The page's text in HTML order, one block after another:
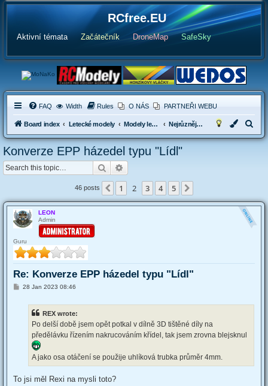
RCfree.EU
Aktivní témata Začátečník DroneMap SafeSky
FAQ Width Rules O NÁS PARTNEŘI WEBU
Board index Letecké modely Modely letadel s elektropohonen Nejrůznější poletuchy, EPP modely typu Beta 1400, SkySurfer, EasyStar apod.
e
Konverze EPP házedel typu "Lídl"
Search
46 posts Previous
1 2 3 4 5
LEON
Admin
Guru
Re: Konverze EPP házedel typu "Lídl"
P28 Jan 2023 08:46
REX wrote:
Po delší době jsem opět potkal v dílně 3D tištěné díly na
předělávku řízením nakrucováním křídel, tak jsem zrovna blejsknul
A jako osa otáčení se použije uhlíková trubka průměr 4mm.
To jsi měl Rexi na mysli toto?